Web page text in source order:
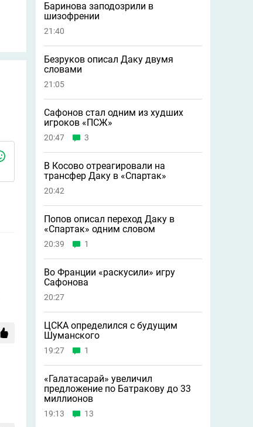
Баринова заподозрили в
шизофрении
21:40
Безруков описал Даку двумя
словами
21:05
Сафонов стал одним из худших
игроков «ПСЖ»
20:47 3
В Косово отреагировали на
трансфер Даку в «Спартак»
20:42
Попов описал переход Даку в
«Спартак» одним словом
20:39 1
Во Франции «раскусили» игру
Сафонова
20:27
ЦСКА определился с будущим
Шуманского
19:27 1
«Галатасарай» увеличил
предложение по Батракову до 33
миллионов
19:13 13